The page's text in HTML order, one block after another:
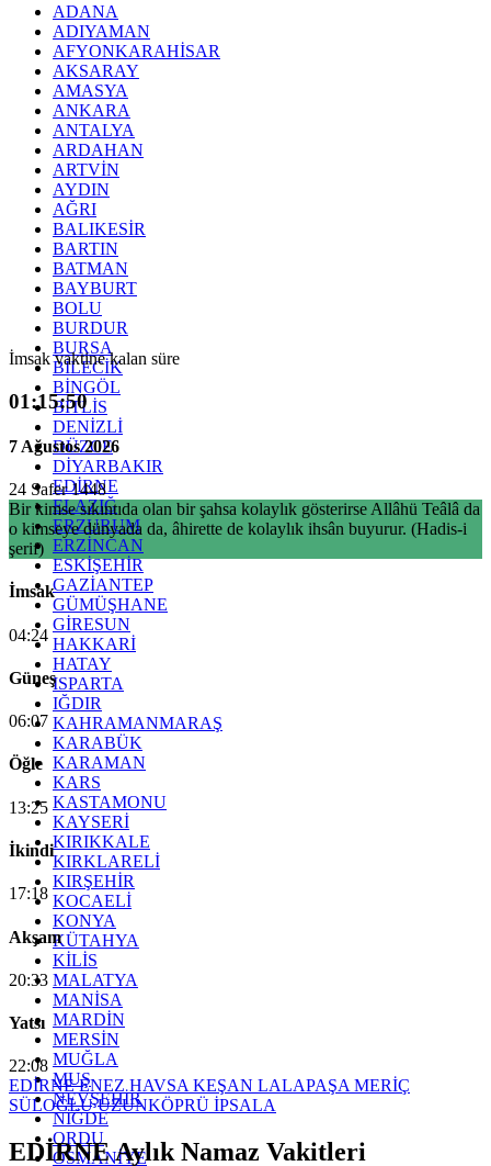
ADANA
ADIYAMAN
AFYONKARAHİSAR
AKSARAY
AMASYA
ANKARA
ANTALYA
ARDAHAN
ARTVİN
AYDIN
AĞRI
BALIKESİR
BARTIN
BATMAN
BAYBURT
BOLU
BURDUR
BURSA
BİLECİK
BİNGÖL
BİTLİS
DENİZLİ
DÜZCE
DİYARBAKIR
EDİRNE
ELAZIĞ
ERZURUM
ERZİNCAN
ESKİŞEHİR
GAZİANTEP
GÜMÜŞHANE
GİRESUN
HAKKARİ
HATAY
ISPARTA
IĞDIR
KAHRAMANMARAŞ
KARABÜK
KARAMAN
KARS
KASTAMONU
KAYSERİ
KIRIKKALE
KIRKLARELİ
KIRŞEHİR
KOCAELİ
KONYA
KÜTAHYA
KİLİS
MALATYA
MANİSA
MARDİN
MERSİN
MUĞLA
MUŞ
NEVŞEHİR
NİĞDE
ORDU
OSMANİYE
İmsak vaktine kalan süre
01:15:49
7 Ağustos 2026
24 Safer 1448
Bir kimse sıkıntıda olan bir şahsa kolaylık gösterirse Allâhü Teâlâ da
o kimseye dünyada da, âhirette de kolaylık ihsân buyurur. (Hadis-i
şerif)
İmsak
04:24
Güneş
06:07
Öğle
13:25
İkindi
17:18
Akşam
20:33
Yatsı
22:08
EDİRNEENEZHAVSA KEŞAN LALAPAŞA MERİÇ
SÜLOĞLUUZUNKÖPRÜ İPSALA
EDİRNE Aylık Namaz Vakitleri